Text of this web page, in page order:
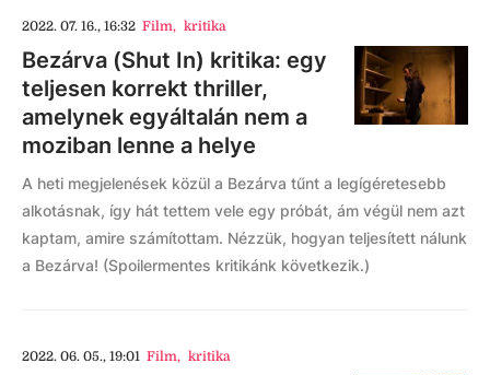
2022. 07. 16., 16:32 Film, kritika
Bezárva (Shut In) kritika: egy
teljesen korrekt thriller,
amelynek egyáltalán nem a
moziban lenne a helye
A heti megjelenések közül a Bezárva tűnt a legígéretesebb
alkotásnak, így hát tettem vele egy próbát, ám végül nem azt
kaptam, amire számítottam. Nézzük, hogyan teljesített nálunk
a Bezárva! (Spoilermentes kritikánk következik.)
2022. 06. 05., 19:01 Film, kritika